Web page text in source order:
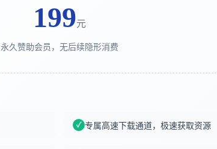
199元
永久赞助会员，无后续隐形消费
专属高速下载通道，极速获取资源